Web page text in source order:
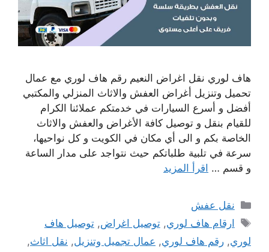
هاف لوري نقل اغراض النعيم رقم هاف لوري مع عمال
تحميل وتنزيل أغراض العفش والاثاث المنزلي والمكتبي
أفضل و أسرع السيارات في خدمتكم عملائنا الكرام
للقيام بنقل و توصيل كافة الأغراض والعفش والاثاث
الخاصة بكم و الى أي مكان في الكويت و كل نواحيها،
سرعة في تلبية طلباتكم حيث نتواجد على مدار الساعة
و قسم … اقرأ المزيد
التصنيفات
نقل عفش
الوسوم
ارقام هاف لوري,توصيل اغراض,توصيل هاف
لوري, رقم هاف لوري, عمال تجميل وتنزيل, نقل اثاث,